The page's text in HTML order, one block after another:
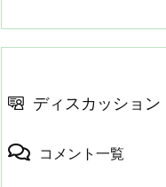
ディスカッション
コメント一覧